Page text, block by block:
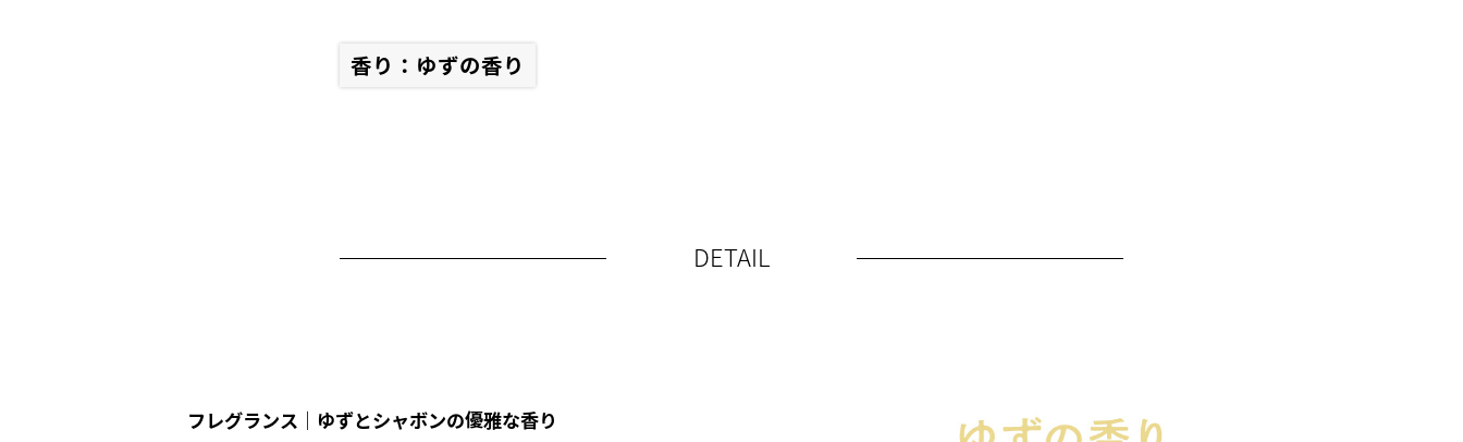
香り：ゆずの香り
DETAIL
フレグランス｜ゆずとシャボンの優雅な香り